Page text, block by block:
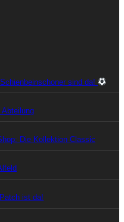
sind da!
Die Kollektion Classic
ist da!